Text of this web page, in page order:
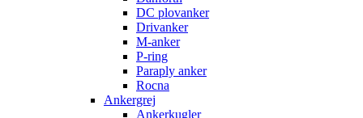
DC plovanker
Drivanker
M-anker
P-ring
Paraply anker
Rocna
Ankergrej
Ankerkugler